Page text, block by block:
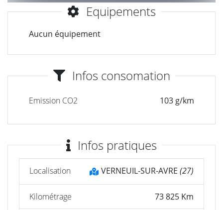
Equipements
Aucun équipement
Infos consomation
Emission CO2 103 g/km
Infos pratiques
Localisation VERNEUIL-SUR-AVRE (27)
Kilométrage 73 825 Km